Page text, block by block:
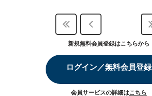
新規無料会員登録はこちらから
ログイン／無料会員登録
会員サービスの詳細はこちら